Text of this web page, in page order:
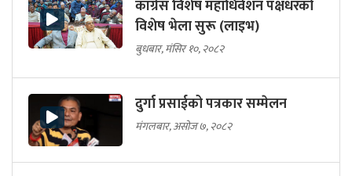
कांग्रेस विशेष महाधिवेशन पक्षधरको
विशेष भेला सुरू (लाइभ)
बुधबार, मंसिर १०, २०८२
दुर्गा प्रसाईको पत्रकार सम्मेलन
मंगलबार, असोज ७, २०८२